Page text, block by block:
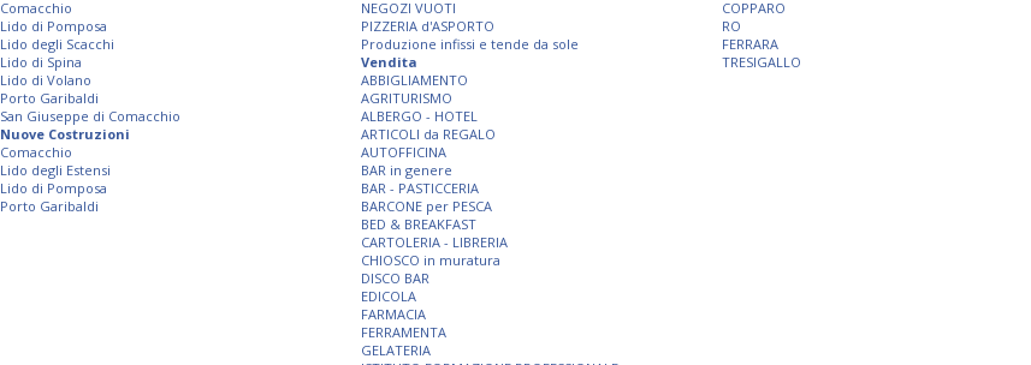
Comacchio
Lido di Pomposa
Lido degli Scacchi
Lido di Spina
Lido di Volano
Porto Garibaldi
San Giuseppe di Comacchio
Nuove Costruzioni
Comacchio
Lido degli Estensi
Lido di Pomposa
Porto Garibaldi
NEGOZI VUOTI
PIZZERIA d'ASPORTO
Produzione infissi e tende da sole
Vendita
ABBIGLIAMENTO
AGRITURISMO
ALBERGO - HOTEL
ARTICOLI da REGALO
AUTOFFICINA
BAR in genere
BAR - PASTICCERIA
BARCONE per PESCA
BED & BREAKFAST
CARTOLERIA - LIBRERIA
CHIOSCO in muratura
DISCO BAR
EDICOLA
FARMACIA
FERRAMENTA
GELATERIA
COPPARO
RO
FERRARA
TRESIGALLO